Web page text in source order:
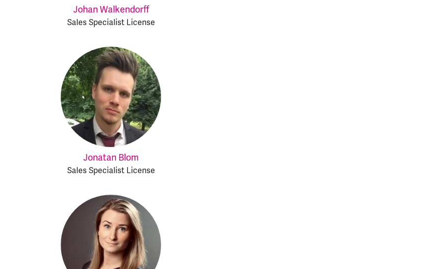
Johan Walkendorff
Sales Specialist License
Jonatan Blom
Sales Specialist License